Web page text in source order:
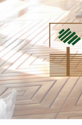
Pular
para
o
conteúdo
Dicas e Novidades